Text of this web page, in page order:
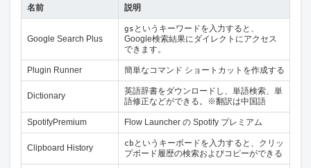
名前 説明
Google Search Plus
gs というキーワードを入力すると、
Google検索結果にダイレクトにアクセス
できます。
Plugin Runner 簡単なコマンド ショートカットを作成する
Dictionary
英語辞書をダウンロードし、単語検索、単
語修正などができる。※翻訳は中国語
SpotifyPremium Flow Launcher の Spotify プレミアム
Clipboard History cb というキーボードを入力すると、クリッ
プボード履歴の検索およびコピーができる